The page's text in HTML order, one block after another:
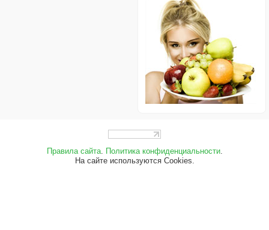
Правила сайта. Политика конфиденциальности.
На сайте используются Cookies.